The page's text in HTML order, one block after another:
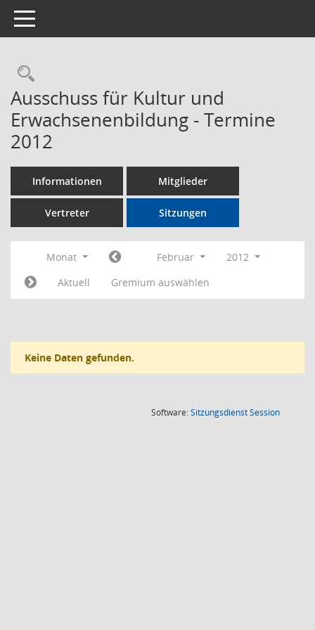
Toggle navigation
Rechercheauswahl
Ausschuss für Kultur und
Erwachsenenbildung - Termine
2012
Informationen Mitglieder
Vertreter Sitzungen
Monat Februar
2012
Aktuell
Gremium auswählen
Keine Daten gefunden.
Software:SitzungsdienstSession(Wird in